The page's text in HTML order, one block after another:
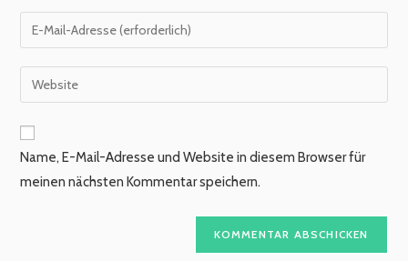
Namen
oder
zum
Kommentieren
ein
Gib
deine
E-
Mail-
zum
Kommentieren
ein
Gib
deine
Website-
URL
ein
(optional)
Name, E-Mail-Adresse und Website in diesem Browser für
meinen nächsten Kommentar speichern.